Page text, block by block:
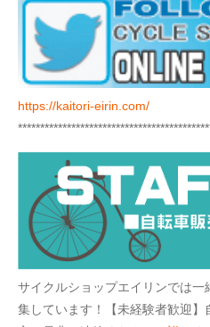
https://kaitori-eirin.com/
サイクルショップエイリンでは
集しています！【未経験者歓迎